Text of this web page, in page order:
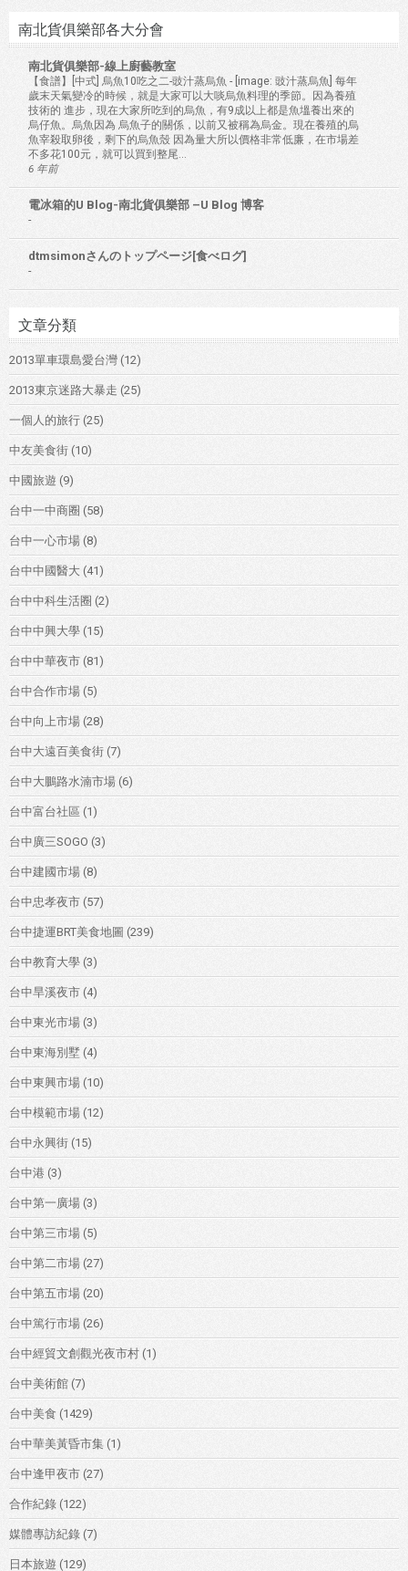
南北貨俱樂部各大分會
南北貨俱樂部-線上廚藝教室
【食譜】[中式] 烏魚10吃之二-豉汁蒸烏魚 - [image: 豉汁蒸烏魚] 每年
歲末天氣變冷的時候，就是大家可以大啖烏魚料理的季節。因為養殖
技術的 進步，現在大家所吃到的烏魚，有9成以上都是魚塭養出來的
烏仔魚。烏魚因為 烏魚子的關係，以前又被稱為烏金。現在養殖的烏
魚宰殺取卵後，剩下的烏魚殼 因為量大所以價格非常低廉，在市場差
不多花100元，就可以買到整尾...
6 年前
電冰箱的U Blog-南北貨俱樂部 –U Blog 博客
-
dtmsimonさんのトップページ[食べログ]
-
文章分類
2013單車環島愛台灣 (12)
2013東京迷路大暴走 (25)
一個人的旅行 (25)
中友美食街 (10)
中國旅遊 (9)
台中一中商圈 (58)
台中一心市場 (8)
台中中國醫大 (41)
台中中科生活圈 (2)
台中中興大學 (15)
台中中華夜市 (81)
台中合作市場 (5)
台中向上市場 (28)
台中大遠百美食街 (7)
台中大鵬路水湳市場 (6)
台中富台社區 (1)
台中廣三SOGO (3)
台中建國市場 (8)
台中忠孝夜市 (57)
台中捷運BRT美食地圖 (239)
台中教育大學 (3)
台中旱溪夜市 (4)
台中東光市場 (3)
台中東海別墅 (4)
台中東興市場 (10)
台中模範市場 (12)
台中永興街 (15)
台中港 (3)
台中第一廣場 (3)
台中第三市場 (5)
台中第二市場 (27)
台中第五市場 (20)
台中篤行市場 (26)
台中經貿文創觀光夜市村 (1)
台中美術館 (7)
台中美食 (1429)
台中華美黃昏市集 (1)
台中逢甲夜市 (27)
合作紀錄 (122)
媒體專訪紀錄 (7)
日本旅遊 (129)